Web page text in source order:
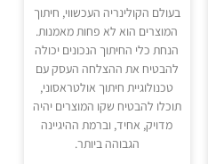
בעולם הקולינריה העכשווי, חיתוך
המוצרים הוא לא פחות מאמנות.
הנחת כלי החיתוך הנכונים יכולה
להבטיח את ההצלחה העסק עם
טכנולוגיית חיתוך אולטראסוני,
תוכלו להבטיח שקו המוצרים יהיה
מדויק, אחיד, וברמת ההיגיינה
הגבוהה ביותר.